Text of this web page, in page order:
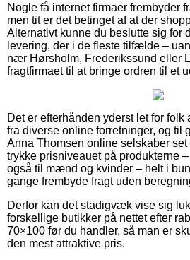
Nogle få internet firmaer frembyder
men tit er det betinget af at der
Alternativt kunne du beslutte sig for
levering, der i de fleste tilfælde –
nær Hørsholm, Frederikssund eller
fragtfirmaet til at bringe ordren til et
Det er efterhånden yderst let for
fra diverse online forretninger, og til
Anna Thomsen online selskaber
trykke prisniveauet på produkterne
også til mænd og kvinder – helt i
gange frembyde fragt uden
Derfor kan det stadigvæk vise sig
forskellige butikker på nettet efter
70×100 før du handler, så man er
den mest attraktive pris.